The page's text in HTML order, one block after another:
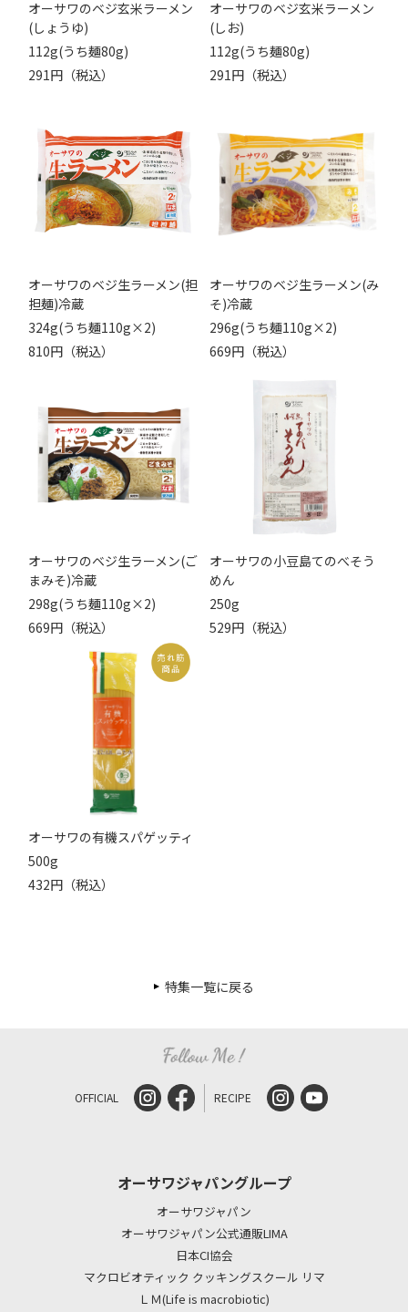
オーサワのベジ玄米ラーメン
(しょうゆ)
112g(うち麺80g)
291円（税込）
オーサワのベジ玄米ラーメン
(しお)
112g(うち麺80g)
291円（税込）
オーサワのベジ生ラーメン(担
担麺)冷蔵
324g(うち麺110g×2)
810円（税込）
オーサワのベジ生ラーメン(み
そ)冷蔵
296g(うち麺110g×2)
669円（税込）
オーサワのベジ生ラーメン(ご
まみそ)冷蔵
298g(うち麺110g×2)
669円（税込）
オーサワの小豆島てのべそう
めん
250g
529円（税込）
オーサワの有機スパゲッティ
500g
432円（税込）
特集一覧に戻る
OFFICIAL RECIPE
オーサワジャパングループ
オーサワジャパン
オーサワジャパン公式通販LIMA
日本CI協会
マクロビオティック クッキングスクール リマ
ＬＭ(Life is macrobiotic)